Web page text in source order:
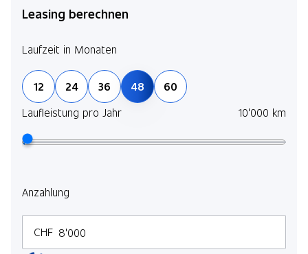
Leasing berechnen
Laufzeit in Monaten
12 24 36 48
60
Laufleistung pro Jahr
10'000 km
Anzahlung
CHF